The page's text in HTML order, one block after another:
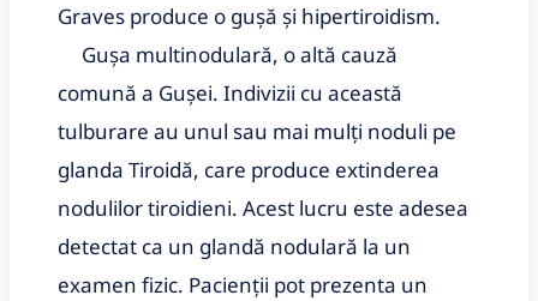
Graves produce o gușă și hipertiroidism.
Gușa multinodulară, o altă cauză
comună a Gușei. Indivizii cu această
tulburare au unul sau mai mulți noduli pe
glanda Tiroidă, care produce extinderea
nodulilor tiroidieni. Acest lucru este adesea
detectat ca un glandă nodulară la un
examen fizic. Pacienții pot prezenta un